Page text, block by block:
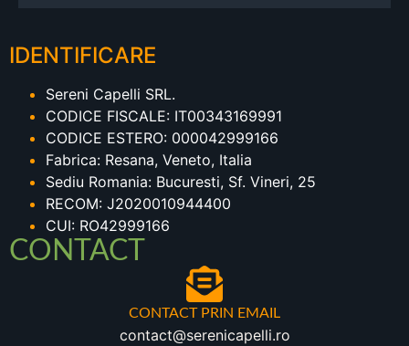
IDENTIFICARE
Sereni Capelli SRL.
CODICE FISCALE: IT00343169991
CODICE ESTERO: 000042999166
Fabrica: Resana, Veneto, Italia
Sediu Romania: Bucuresti, Sf. Vineri, 25
RECOM: J2020010944400
CUI: RO42999166
CONTACT
CONTACT PRIN EMAIL
contact@serenicapelli.ro